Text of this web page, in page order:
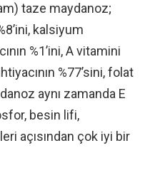
taze maydanoz;
kalsiyum
%1’ini, A vitamini
%77’sini, folat
aynı zamanda E
besin lifi,
açısından çok iyi bir